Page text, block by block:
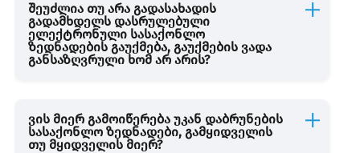
შეუძლია თუ არა გადასახადის
გადამხდელს დასრულებული
ელექტრონული სასაქონლო
ზედნადების გაუქმება, გაუქმების ვადა
განსაზღვრული ხომ არ არის?
ვის მიერ გამოიწერება უკან დაბრუნების
სასაქონლო ზედნადები, გამყიდველის
თუ მყიდველის მიერ?